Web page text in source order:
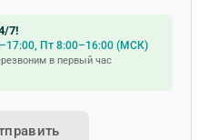
7!
Пт 8:00–16:00 (МСК)
в первый час